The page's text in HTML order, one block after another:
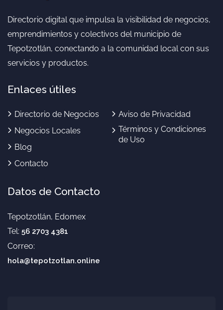
Directorio digital que impulsa la visibilidad de negocios,
emprendimientos y colectivos del municipio de
Tepotzotlán, conectando a la comunidad local con sus
servicios y productos.
Enlaces útiles
Directorio de Negocios
Negocios Locales
Blog
Contacto
Aviso de Privacidad
Términos y Condiciones
de Uso
Datos de Contacto
Tepotzotlán, Edomex
Tel: 56 2703 4381
Correo:
hola@tepotzotlan.online